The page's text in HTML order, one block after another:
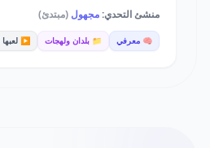
منشئ التحدي:مجهول (مبتدئ)
🧠 معرفي 📁 بلدان ولهجات ▶️ لعبها 17,296